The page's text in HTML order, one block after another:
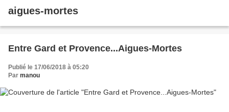
aigues-mortes
Entre Gard et Provence...Aigues-Mortes
Publié le 17/06/2018 à 05:20
Par manou